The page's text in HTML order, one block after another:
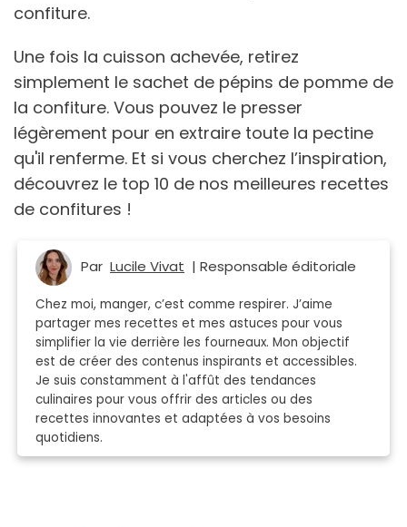
confiture.
Une fois la cuisson achevée, retirez
simplement le sachet de pépins de pomme de
la confiture. Vous pouvez le presser
légèrement pour en extraire toute la pectine
qu'il renferme. Et si vous cherchez l’inspiration,
découvrez le top 10 de nos meilleures recettes
de confitures !
Par Lucile Vivat | Responsable éditoriale
Chez moi, manger, c’est comme respirer. J’aime
partager mes recettes et mes astuces pour vous
simplifier la vie derrière les fourneaux. Mon objectif
est de créer des contenus inspirants et accessibles.
Je suis constamment à l'affût des tendances
culinaires pour vous offrir des articles ou des
recettes innovantes et adaptées à vos besoins
quotidiens.